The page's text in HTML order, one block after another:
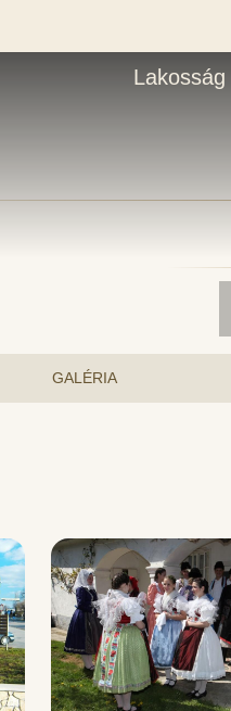
Lakosság
GALÉRIA